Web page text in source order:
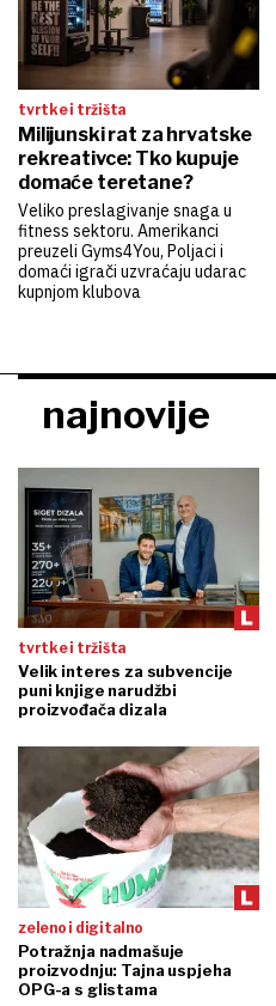
tvrtke i tržišta
Milijunski rat za hrvatske
rekreativce: Tko kupuje
domaće teretane?
Veliko preslagivanje snaga u
fitness sektoru. Amerikanci
preuzeli Gyms4You, Poljaci i
domaći igrači uzvraćaju udarac
kupnjom klubova
najnovije
tvrtke i tržišta
Velik interes za subvencije
puni knjige narudžbi
proizvođača dizala
zeleno i digitalno
Potražnja nadmašuje
proizvodnju: Tajna uspjeha
OPG-a s glistama